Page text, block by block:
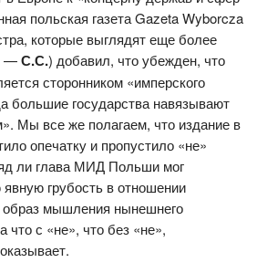
польская газета Gazeta Wyborcza
которые выглядят еще более
—С.С.) добавил, что убежден, что
сторонником «имперского
большие государства навязывают
Мы все же полагаем, что издание в
опечатку и пропустило «не»
ли глава МИД Польши мог
грубость в отношении
образ мышления нынешнего
что с «не», что без «не»,